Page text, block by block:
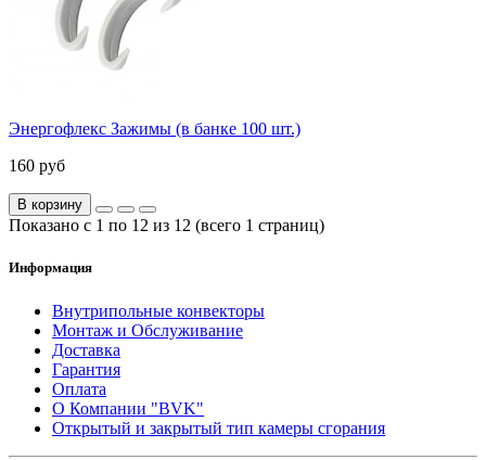
Энергофлекс Зажимы (в банке 100 шт.)
160 руб
В корзину
Показано с 1 по 12 из 12 (всего 1 страниц)
Информация
Внутрипольные конвекторы
Монтаж и Обслуживание
Доставка
Гарантия
Оплата
О Компании "BVK"
Открытый и закрытый тип камеры сгорания